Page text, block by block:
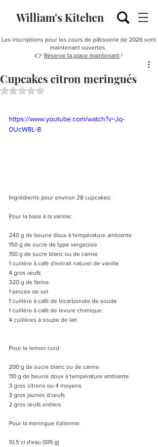
William's Kitchen
Les inscriptions pour les cours de pâtisserie de 2026 sont
maintenant ouvertes.
👉 Réserve ta place maintenant !
Cupcakes citron meringués
Noté NaN étoiles sur 5.
https://www.youtube.com/watch?v=Jq-
0UcW8L-8
Ingrédients pour environ 28 cupcakes:
Pour la base à la vanille:
240 g de beurre doux à température ambiante
150 g de sucre de type vergeoise
150 g de sucre blanc ou de canne
1 cuillère à café d'extrait naturel de vanille
4 gros œufs
320 g de farine
1 pincée de sel
1 cuillère à café de bicarbonate de soude
1 cuillère à café de levure chimique
4 cuillères à soupe de lait
Pour le lemon curd:
200 g de sucre blanc ou de canne
110 g de beurre doux à température ambiante
3 gros citrons ou 4 moyens
3 gros jaunes d’œufs
2 gros œufs entiers
Pour la meringue italienne:
10,5 cl d'eau (105 g)